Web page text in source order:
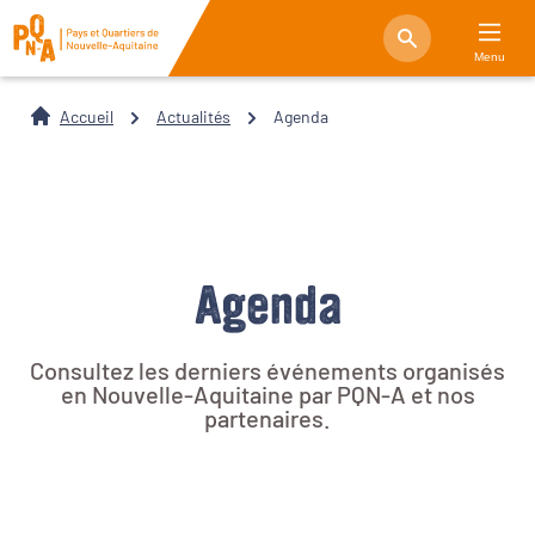
Menu
Accueil Actualités Agenda
Agenda
Consultez les derniers événements organisés
en Nouvelle-Aquitaine par PQN-A et nos
partenaires.